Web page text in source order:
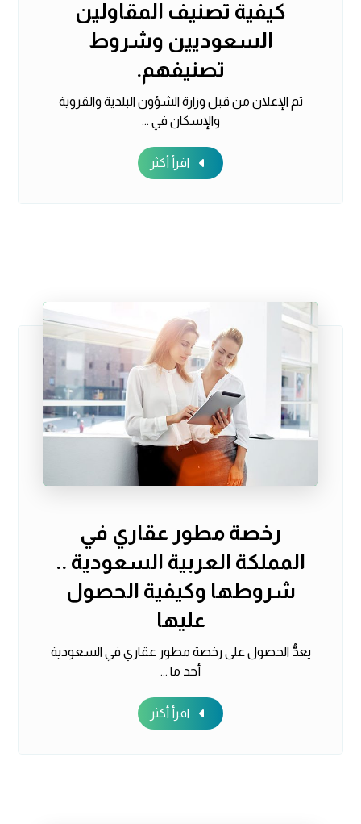
كيفية تصنيف المقاولين
السعوديين وشروط
تصنيفهم.
تم الإعلان من قبل وزارة الشؤون البلدية والقروية
والإسكان في ...
اقرأ أكثر
رخصة مطور عقاري في
المملكة العربية السعودية ..
شروطها وكيفية الحصول
عليها
يعدُّ الحصول على رخصة مطور عقاري في السعودية
أحد ما ...
اقرأ أكثر